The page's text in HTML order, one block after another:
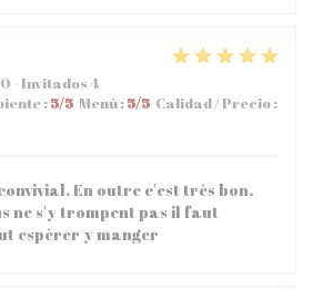
- Invitados 4
:5/5 Menú:5/5 Calidad / Precio:
En outre c'est très bon.
ne s'y trompent pas il faut
espèrer y manger